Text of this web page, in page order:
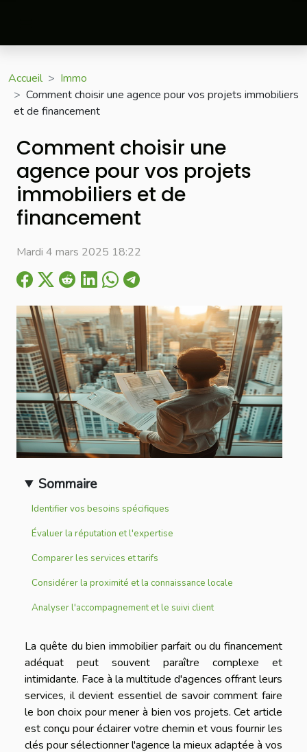
Accueil
Immo
Comment choisir une agence pour vos projets immobiliers
et de financement
Comment choisir une
agence pour vos projets
immobiliers et de
financement
Mardi 4 mars 2025 18:22
Sommaire
Identifier vos besoins spécifiques
Évaluer la réputation et l'expertise
Comparer les services et tarifs
Considérer la proximité et la connaissance locale
Analyser l'accompagnement et le suivi client
La quête du bien immobilier parfait ou du financement
adéquat peut souvent paraître complexe et
intimidante. Face à la multitude d'agences offrant leurs
services, il devient essentiel de savoir comment faire
le bon choix pour mener à bien vos projets. Cet article
est conçu pour éclairer votre chemin et vous fournir les
clés pour sélectionner l'agence la mieux adaptée à vos